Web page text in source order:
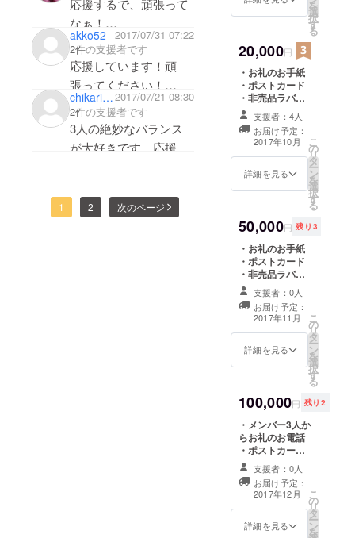
応援するで、頑張って
なぁ！
あとTシャツのサイズ
はXLでお願いします。
akko52
2017/07/31 07:22
2件の支援者です
応援しています！頑
張ってください！
MV作れますよう
に！！
chikarin19752017/07/21 08:30
2件の支援者です
3人の絶妙なバランス
が大好きです。応援し
1 2 次のページ
を
選
択
す
る
20,000円
・お礼のお手紙
・ポストカード
・非売品ラバー
バンド ・非売品
タオル ・非売品
Tシャツ(サイズ
はS,M,L,XL) ・
非売品写真集 ・
ワンマンライブ
支援者：4人
お届け予定：
2017年10月
詳細を見る
こ
の
リ
タ
ー
ン
を
選
択
す
る
50,000円 残り3
・お礼のお手紙
・ポストカード
・非売品ラバー
バンド ・非売品
タオル ・非売品
Tシャツ(サイズ
はS,M,L,XL) ・
非売品写真集 ・
ワンマンライブ
レゼント
支援者：0人
お届け予定：
2017年11月
詳細を見る
こ
の
リ
タ
ー
ン
を
選
択
す
る
100,000円 残り2
・メンバー3人か
らお礼のお電話
・ポストカード
・非売品ラバー
バンド ・非売品
タオル ・非売品
Tシャツ(サイズ
はS,M,L,XL) ・
非売品写真集 ・
支援者：0人
お届け予定：
2017年12月
詳細を見る
こ
の
リ
タ
ー
ン
を